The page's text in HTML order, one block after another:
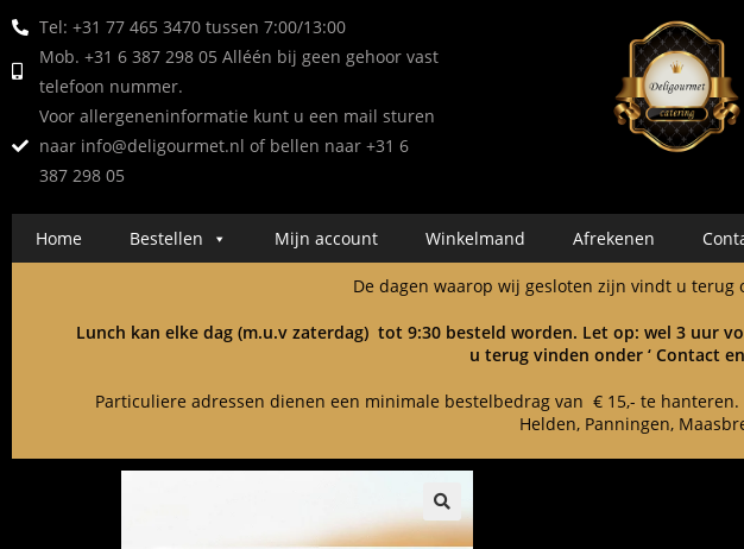
Tel: +31 77 465 3470 tussen 7:00/13:00
Mob. +31 6 387 298 05 Alléén bij geen gehoor vast
telefoon nummer.
Voor allergeneninformatie kunt u een mail sturen
naar info@deligourmet.nl of bellen naar +31 6
387 298 05
Home Bestellen Mijn account Winkelmand Afrekenen
De dagen waarop wij gesloten zijn vindt u terug
Lunch kan elke dag (m.u.v zaterdag) tot 9:30 besteld worden. Let op: wel 3 uur
u terug vinden onder ‘ Contact
Particuliere adressen dienen een minimale bestelbedrag van € 15,- te
Helden, Panningen,